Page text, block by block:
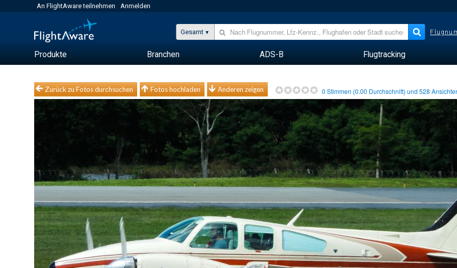
An FlightAware teilnehmen Anmelden
Gesamt
Produkte Branchen ADS-B Flugtracking
Zurück zu Fotos durchsuchen Fotos hochladen Anderen zeigen 0 Stimmen (0.00 Durchschnitt) und528